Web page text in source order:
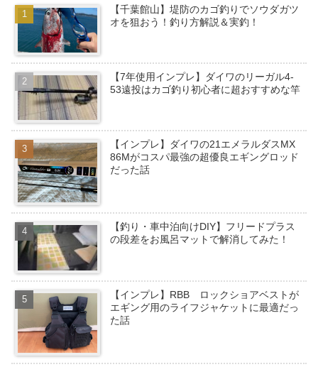
【千葉館山】堤防のカゴ釣りでソウダガツ
オを狙おう！釣り方解説＆実釣！
【7年使用インプレ】ダイワのリーガル4-
53遠投はカゴ釣り初心者に超おすすめな竿
【インプレ】ダイワの21エメラルダスMX
86Mがコスパ最強の超優良エギングロッド
だった話
【釣り・車中泊向けDIY】フリードプラス
の段差をお風呂マットで解消してみた！
【インプレ】RBB ロックショアベストが
エギング用のライフジャケットに最適だっ
た話